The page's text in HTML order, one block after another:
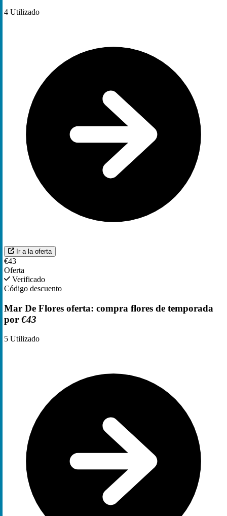
4 Utilizado
Ir a la oferta
€43
Oferta
Verificado
Código descuento
Mar De Flores oferta: compra flores de temporada
por €43
5 Utilizado